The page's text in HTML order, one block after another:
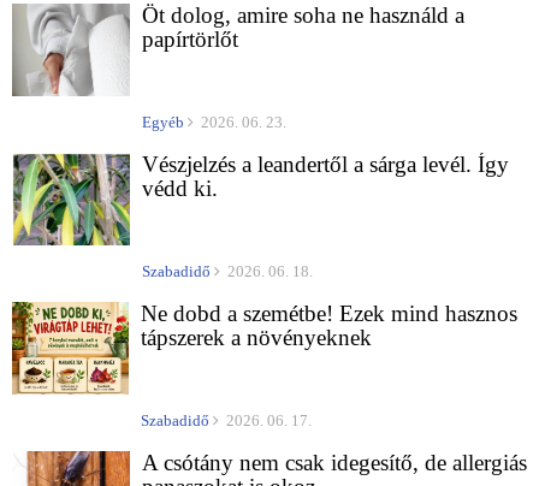
Öt dolog, amire soha ne használd a
papírtörlőt
Egyéb 2026. 06. 23.
Vészjelzés a leandertől a sárga levél. Így
védd ki.
Szabadidő 2026. 06. 18.
Ne dobd a szemétbe! Ezek mind hasznos
tápszerek a növényeknek
Szabadidő 2026. 06. 17.
A csótány nem csak idegesítő, de allergiás